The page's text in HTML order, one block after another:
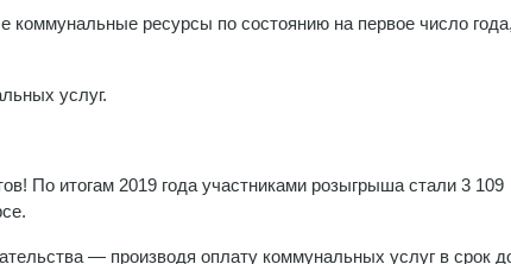
коммунальные ресурсы по состоянию на первое число
услуг.
По итогам 2019 года участниками розыгрыша стали 3 109
— производя оплату коммунальных услуг в срок